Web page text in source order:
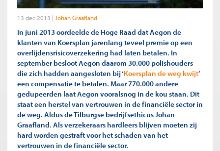
13 dec 2013 Johan Graafland
In juni 2013 oordeelde de Hoge Raad dat Aegon de
klanten van Koersplan jarenlang teveel premie op een
overlijdensrisicoverzekering had laten betalen. In
september besloot Aegon daarom 30.000 polishouders
die zich hadden aangesloten bij ‘Koersplan de weg kwijt’
een compensatie te betalen. Maar 770.000 andere
gedupeerden laat Aegon vooralsnog in de kou staan. Dit
staat een herstel van vertrouwen in de financiële sector in
de weg. Aldus de Tilburgse bedrijfsethicus Johan
Graafland. Als verzekeraars hardleers blijven moeten zij
hard worden gestraft voor het schaden van het
vertrouwen in de financiële sector.